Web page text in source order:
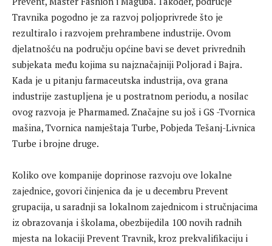
Travnika pogodno je za razvoj poljoprivrede što je
rezultiralo i razvojem prehrambene industrije. Ovom
djelatnošću na području općine bavi se devet privrednih
subjekata među kojima su najznačajniji Poljorad i Bajra.
Kada je u pitanju farmaceutska industrija, ova grana
industrije zastupljena je u postratnom periodu, a nosilac
ovog razvoja je Pharmamed. Značajne su još i GS -Tvornica
mašina, Tvornica namještaja Turbe, Pobjeda Tešanj-Livnica
Turbe i brojne druge.
Koliko ove kompanije doprinose razvoju ove lokalne
zajednice, govori činjenica da je u decembru Prevent
grupacija, u saradnji sa lokalnom zajednicom i stručnjacima
iz obrazovanja i školama, obezbijedila 100 novih radnih
mjesta na lokaciji Prevent Travnik, kroz prekvalifikaciju i